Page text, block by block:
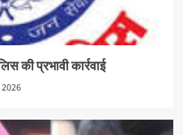
की प्रभावी कार्रवाई